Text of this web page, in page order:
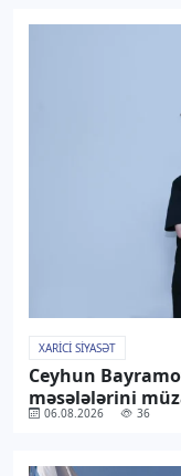
XARICI SIYASƏT
Ceyhun
məsələlərini
06.08.2026 36